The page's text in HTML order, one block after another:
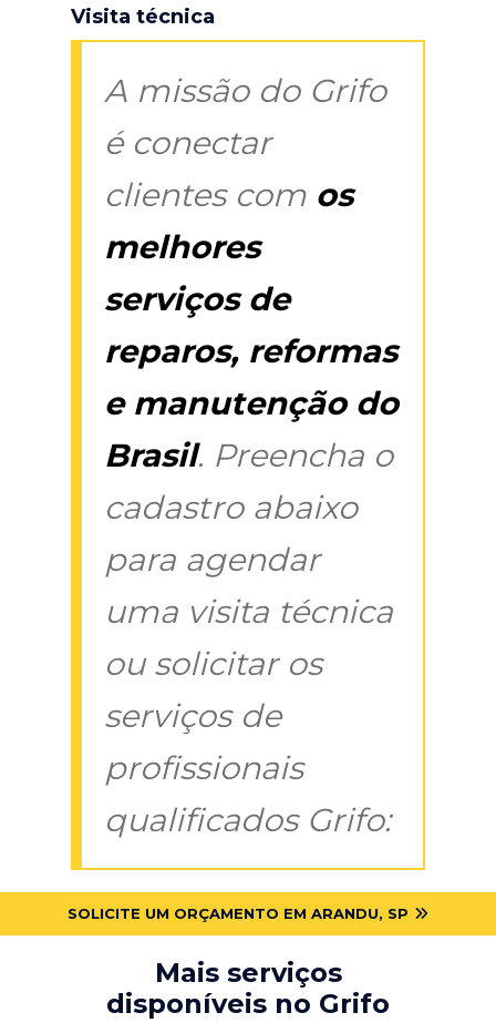
Visita técnica
A missão do Grifo
é conectar
clientes com os
melhores
serviços de
reparos, reformas
e manutenção do
Brasil. Preencha o
cadastro abaixo
para agendar
uma visita técnica
ou solicitar os
serviços de
profissionais
qualificados Grifo:
SOLICITE UM ORÇAMENTO EM ARANDU, SP
Mais serviços
disponíveis no Grifo